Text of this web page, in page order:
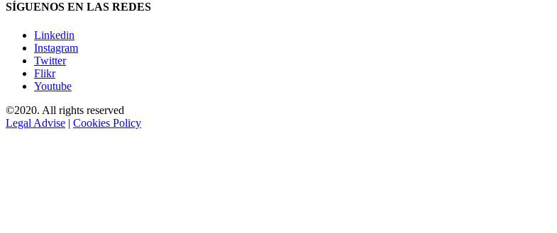
SÍGUENOS EN LAS REDES
Linkedin
Instagram
Twitter
Flikr
Youtube
©2020. All rights reserved
Legal Advise | Cookies Policy